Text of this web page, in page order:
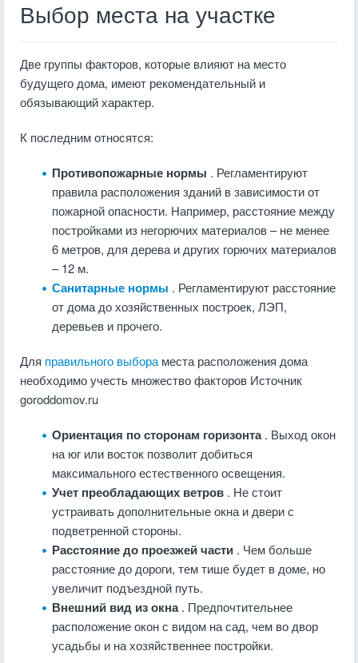
Выбор места на участке
Две группы факторов, которые влияют на место
будущего дома, имеют рекомендательный и
обязывающий характер.
К последним относятся:
Противопожарные нормы . Регламентируют
правила расположения зданий в зависимости от
пожарной опасности. Например, расстояние между
постройками из негорючих материалов – не менее
6 метров, для дерева и других горючих материалов
– 12 м.
Санитарные нормы . Регламентируют расстояние
от дома до хозяйственных построек, ЛЭП,
деревьев и прочего.
Для правильного выбора места расположения дома
необходимо учесть множество факторов Источник
goroddomov.ru
Ориентация по сторонам горизонта. Выход окон
на юг или восток позволит добиться
максимального естественного освещения.
Учет преобладающих ветров . Не стоит
устраивать дополнительные окна и двери с
подветренной стороны.
Расстояние до проезжей части . Чем больше
расстояние до дороги, тем тише будет в доме, но
увеличит подъездной путь.
Внешний вид из окна. Предпочтительнее
расположение окон с видом на сад, чем во двор
усадьбы и на хозяйственнее постройки.